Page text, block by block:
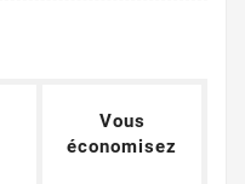
Vous
économisez